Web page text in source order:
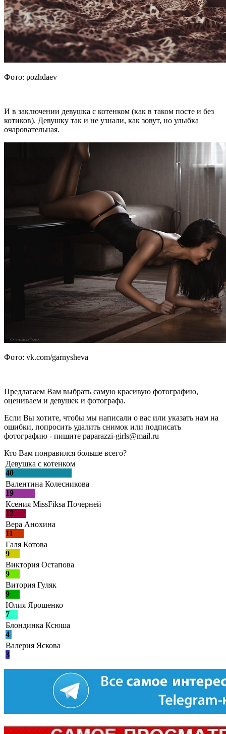
Фото: pozhdaev
И в заключении девушка с котенком (как в таком посте и без
котиков). Девушку так и не узнали, как зовут, но улыбка
очаровательная.
Фото: vk.com/garnysheva
Предлагаем Вам выбрать самую красивую фотографию,
оцениваем и девушек и фотографа.
Если Вы хотите, чтобы мы написали о вас или указать нам на
ошибки, попросить удалить снимок или подписать
фотографию - пишите paparazzi-girls@mail.ru
Кто Вам понравился больше всего?
Девушка с котенком
40
Валентина Колесникова
19
Ксения MissFiksa Почерней
12
Вера Анохина
11
Галя Котова
9
Виктория Остапова
9
Витория Гуляк
9
Юлия Ярошенко
7
Блондинка Ксюша
4
Валерия Яскова
3